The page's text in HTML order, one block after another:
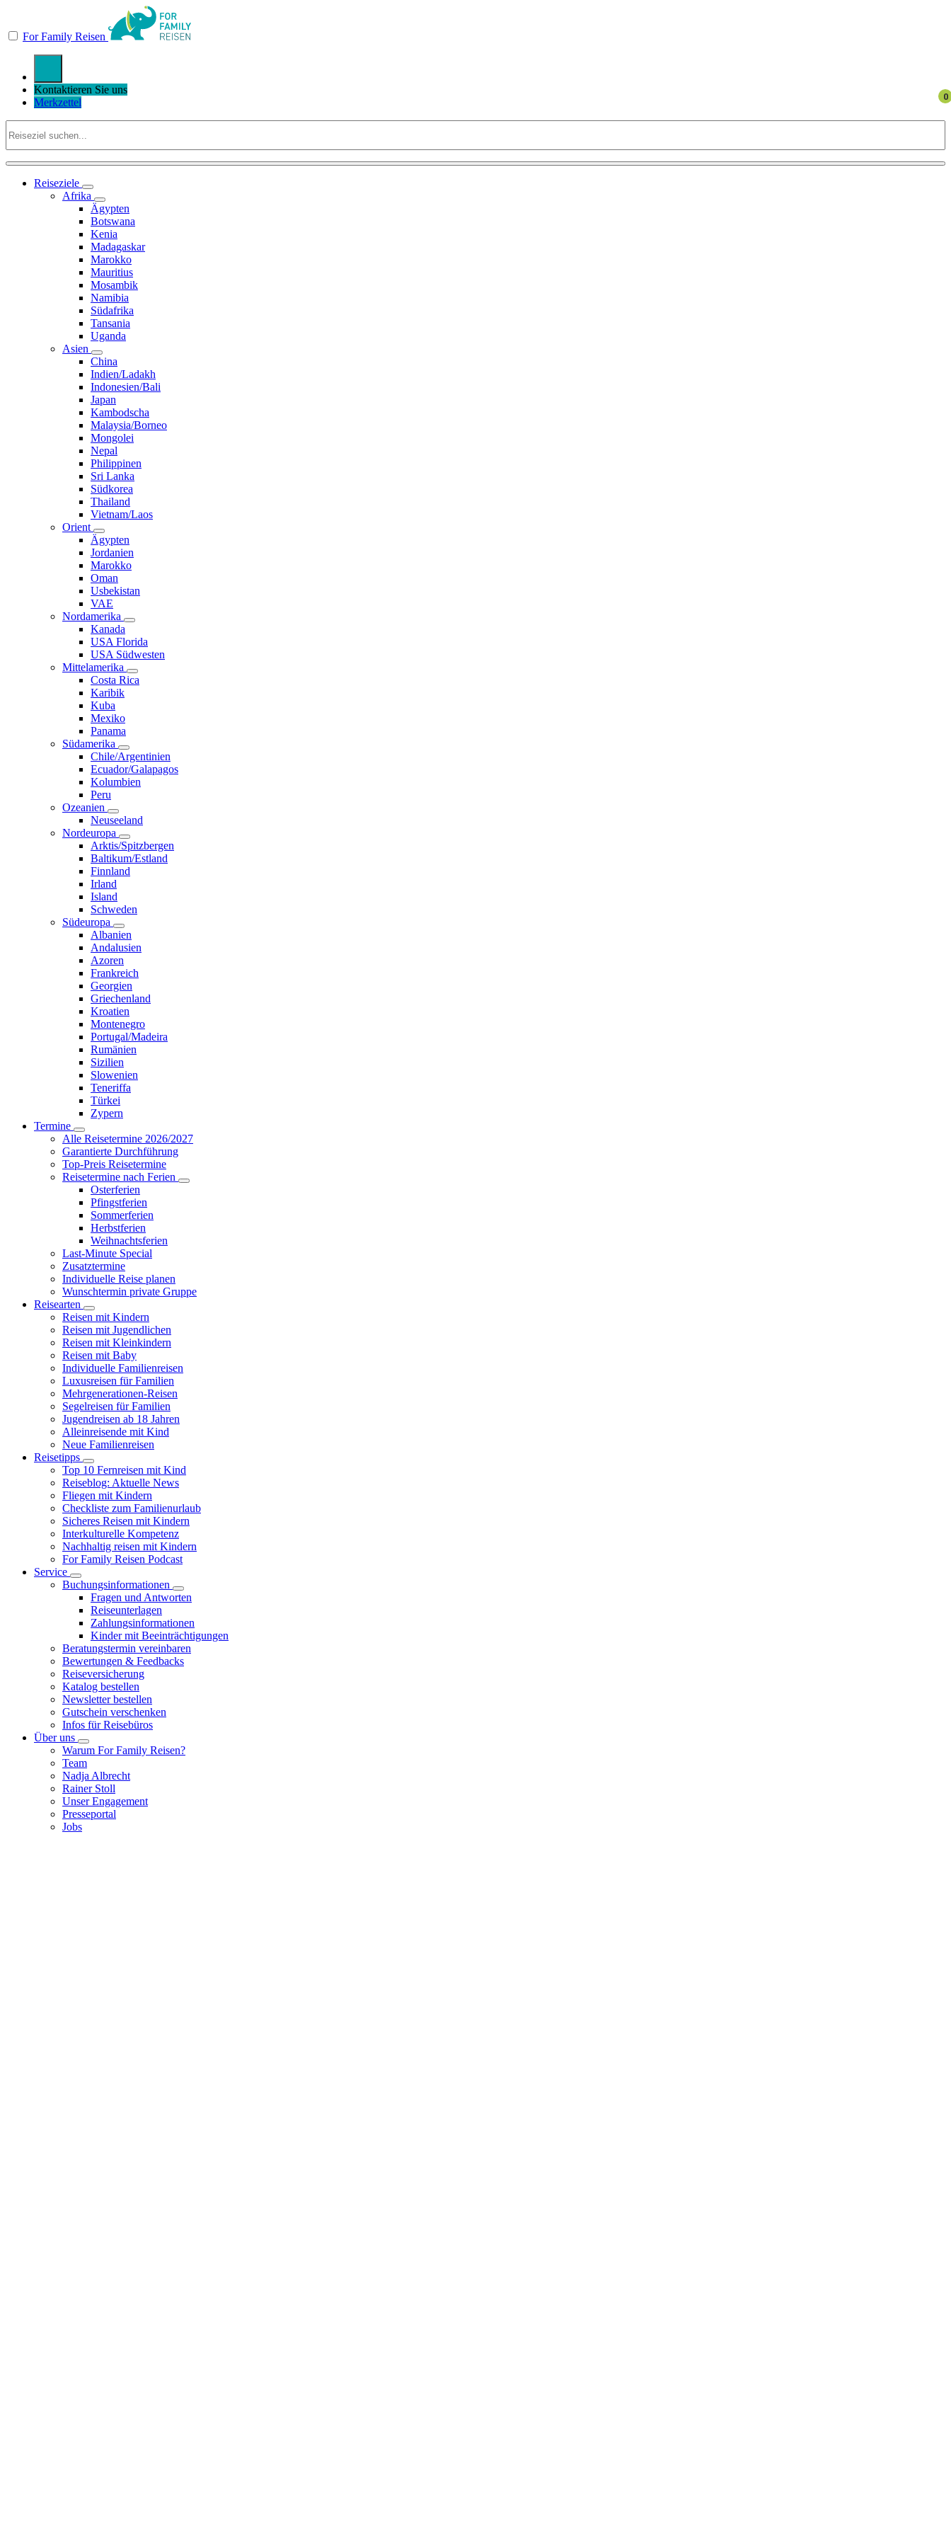
For Family Reisen
Kontaktieren Sie uns
Merkzettel
Reiseziele
Afrika
Ägypten
Botswana
Kenia
Madagaskar
Marokko
Mauritius
Mosambik
Namibia
Südafrika
Tansania
Uganda
Asien
China
Indien/Ladakh
Indonesien/Bali
Japan
Kambodscha
Malaysia/Borneo
Mongolei
Nepal
Philippinen
Sri Lanka
Südkorea
Thailand
Vietnam/Laos
Orient
Ägypten
Jordanien
Marokko
Oman
Usbekistan
VAE
Nordamerika
Kanada
USA Florida
USA Südwesten
Mittelamerika
Costa Rica
Karibik
Kuba
Mexiko
Panama
Südamerika
Chile/Argentinien
Ecuador/Galapagos
Kolumbien
Peru
Ozeanien
Neuseeland
Nordeuropa
Arktis/Spitzbergen
Baltikum/Estland
Finnland
Irland
Island
Schweden
Südeuropa
Albanien
Andalusien
Azoren
Frankreich
Georgien
Griechenland
Kroatien
Montenegro
Portugal/Madeira
Rumänien
Sizilien
Slowenien
Teneriffa
Türkei
Zypern
Termine
Alle Reisetermine 2026/2027
Garantierte Durchführung
Top-Preis Reisetermine
Reisetermine nach Ferien
Osterferien
Pfingstferien
Sommerferien
Herbstferien
Weihnachtsferien
Last-Minute Special
Zusatztermine
Individuelle Reise planen
Wunschtermin private Gruppe
Reisearten
Reisen mit Kindern
Reisen mit Jugendlichen
Reisen mit Kleinkindern
Reisen mit Baby
Individuelle Familienreisen
Luxusreisen für Familien
Mehrgenerationen-Reisen
Segelreisen für Familien
Jugendreisen ab 18 Jahren
Alleinreisende mit Kind
Neue Familienreisen
Reisetipps
Top 10 Fernreisen mit Kind
Reiseblog: Aktuelle News
Fliegen mit Kindern
Checkliste zum Familienurlaub
Sicheres Reisen mit Kindern
Interkulturelle Kompetenz
Nachhaltig reisen mit Kindern
For Family Reisen Podcast
Service
Buchungsinformationen
Fragen und Antworten
Reiseunterlagen
Zahlungsinformationen
Kinder mit Beeinträchtigungen
Beratungstermin vereinbaren
Bewertungen & Feedbacks
Reiseversicherung
Katalog bestellen
Newsletter bestellen
Gutschein verschenken
Infos für Reisebüros
Über uns
Warum For Family Reisen?
Team
Nadja Albrecht
Rainer Stoll
Unser Engagement
Presseportal
Jobs